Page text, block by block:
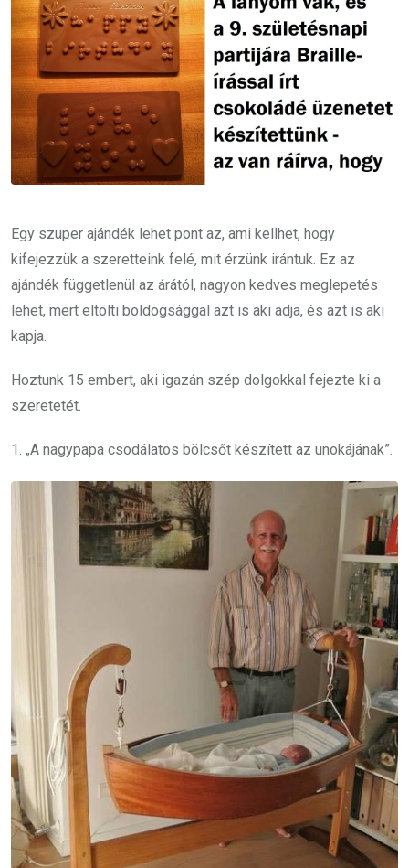
Egy szuper ajándék lehet pont az, ami kellhet, hogy
kifejezzük a szeretteink felé, mit érzünk irántuk. Ez az
ajándék függetlenül az árától, nagyon kedves meglepetés
lehet, mert eltölti boldogsággal azt is aki adja, és azt is aki
kapja.
Hoztunk 15 embert, aki igazán szép dolgokkal fejezte ki a
szeretetét.
1. „A nagypapa csodálatos bölcsőt készített az unokájának”.